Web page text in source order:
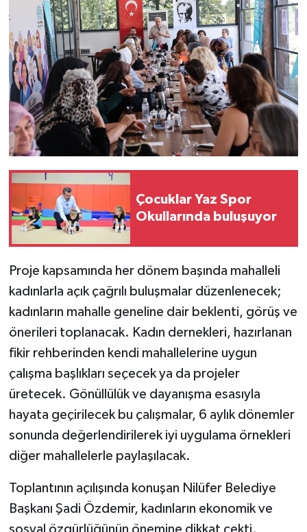
Çocuklar Yaz Spor
Okullarında buluşuyor
Proje kapsamında her dönem başında mahalleli
kadınlarla açık çağrılı buluşmalar düzenlenecek;
kadınların mahalle geneline dair beklenti, görüş ve
önerileri toplanacak. Kadın dernekleri, hazırlanan
fikir rehberinden kendi mahallelerine uygun
çalışma başlıkları seçecek ya da projeler
üretecek. Gönüllülük ve dayanışma esasıyla
hayata geçirilecek bu çalışmalar, 6 aylık dönemler
sonunda değerlendirilerek iyi uygulama örnekleri
diğer mahallelerle paylaşılacak.
Toplantının açılışında konuşan Nilüfer Belediye
Başkanı Şadi Özdemir, kadınların ekonomik ve
sosyal özgürlüğünün önemine dikkat çekti.